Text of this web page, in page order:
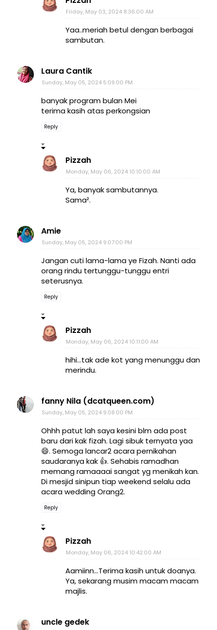
Friday, May 03, 2024 8:36:00 AM
Yaa..meriah betul dengan berbagai
sambutan.
Laura Cantik
Sunday, May 05, 2024 5:09:00 PM
banyak program bulan Mei
terima kasih atas perkongsian
Reply
Pizzah
Monday, May 06, 2024 10:10:00 AM
Ya, banyak sambutannya.
Sama².
Amie
Sunday, May 05, 2024 9:07:00 PM
Jangan cuti lama-lama ye Fizah. Nanti ada
orang rindu tertunggu-tunggu entri
seterusnya.
Reply
Pizzah
Monday, May 06, 2024 10:11:00 AM
hihi...tak ade kot yang menunggu dan
merindu.
fanny Nila (dcatqueen.com)
Sunday, May 05, 2024 9:08:00 PM
Ohhh patut lah saya kesini blm ada post
baru dari kak fizah. Lagi sibuk ternyata yaa
😄. Semoga lancar2 acara pernikahan
saudaranya kak 👍. Sehabis ramadhan
memang ramaaaai sangat yg menikah kan.
Di mesjid sinipun tiap weekend selalu ada
acara wedding Orang2.
Reply
Pizzah
Monday, May 06, 2024 10:42:00 AM
Aamiinn...Terima kasih untuk doanya.
Ya, sekarang musim macam macam
majlis.
uncle gedek